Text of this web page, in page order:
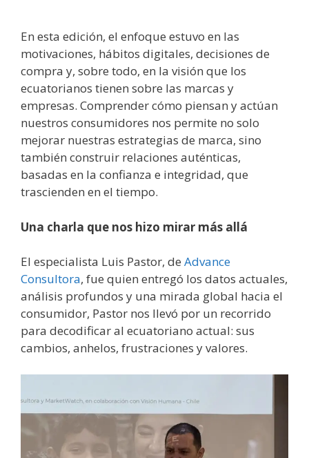
En esta edición, el enfoque estuvo en las
motivaciones, hábitos digitales, decisiones de
compra y, sobre todo, en la visión que los
ecuatorianos tienen sobre las marcas y
empresas. Comprender cómo piensan y actúan
nuestros consumidores nos permite no solo
mejorar nuestras estrategias de marca, sino
también construir relaciones auténticas,
basadas en la confianza e integridad, que
trascienden en el tiempo.
Una charla que nos hizo mirar más allá
El especialista Luis Pastor, de Advance
Consultora, fue quien entregó los datos actuales,
análisis profundos y una mirada global hacia el
consumidor, Pastor nos llevó por un recorrido
para decodificar al ecuatoriano actual: sus
cambios, anhelos, frustraciones y valores.